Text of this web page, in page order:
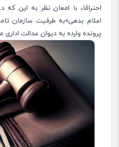
احترامًا، با امعان نظر به این
اعلام بدهی»به طرفیت سازمان
پرونده وارده به دیوان عدالت